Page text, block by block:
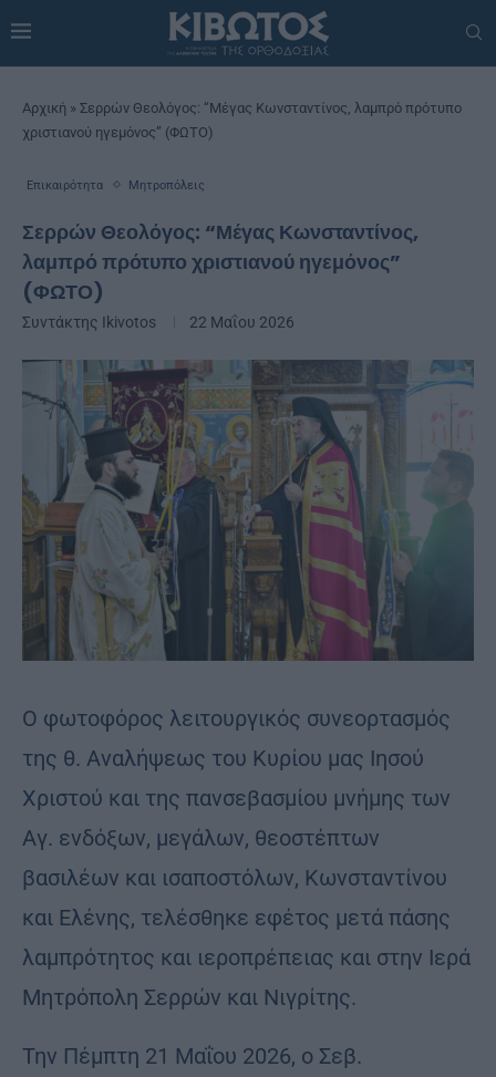
Αρχική » Σερρών Θεολόγος: “Μέγας Κωνσταντίνος, λαμπρό πρότυπο
χριστιανού ηγεμόνος” (ΦΩΤΟ)
Επικαιρότητα Μητροπόλεις
Σερρών Θεολόγος: “Μέγας Κωνσταντίνος,
λαμπρό πρότυπο χριστιανού ηγεμόνος”
(ΦΩΤΟ)
Συντάκτης Ikivotos 22 Μαΐου 2026
Ο φωτοφόρος λειτουργικός συνεορτασμός
της θ. Αναλήψεως του Κυρίου μας Ιησού
Χριστού και της πανσεβασμίου μνήμης των
Αγ. ενδόξων, μεγάλων, θεοστέπτων
βασιλέων και ισαποστόλων, Κωνσταντίνου
και Ελένης, τελέσθηκε εφέτος μετά πάσης
λαμπρότητος και ιεροπρέπειας και στην Ιερά
Μητρόπολη Σερρών και Νιγρίτης.
Την Πέμπτη 21 Μαΐου 2026, ο Σεβ.